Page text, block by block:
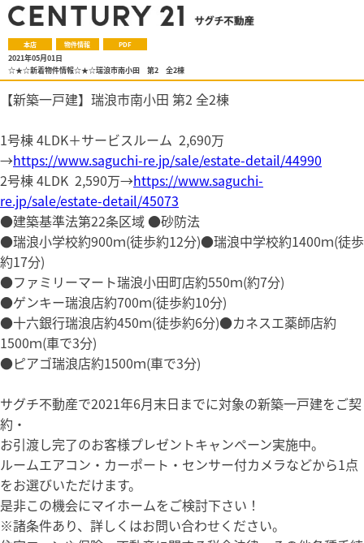
本店 物件情報 PDF
2021年05月01日
☆★☆新着物件情報☆★☆瑞浪市南小田 第2 全2棟
【新築一戸建】瑞浪市南小田 第2 全2棟
1号棟 4LDK＋サービスルーム 2,690万
→https://www.saguchi-re.jp/sale/estate-detail/44990
2号棟 4LDK 2,590万→https://www.saguchi-
re.jp/sale/estate-detail/45073
●建築基準法第22条区域 ●砂防法
●瑞浪小学校約900ｍ(徒歩約12分)●瑞浪中学校約1400ｍ(徒歩
約17分)
●ファミリーマート瑞浪小田町店約550ｍ(約7分)
●ゲンキー瑞浪店約700ｍ(徒歩約10分)
●十六銀行瑞浪店約450ｍ(徒歩約6分)●カネスエ薬師店約
1500ｍ(車で3分)
●ピアゴ瑞浪店約1500ｍ(車で3分)
サグチ不動産で2021年6月末日までに対象の新築一戸建をご契
約・
お引渡し完了のお客様プレゼントキャンペーン実施中。
ルームエアコン・カーポート・センサー付カメラなどから1点
をお選びいただけます。
是非この機会にマイホームをご検討下さい！
※諸条件あり、詳しくはお問い合わせください。